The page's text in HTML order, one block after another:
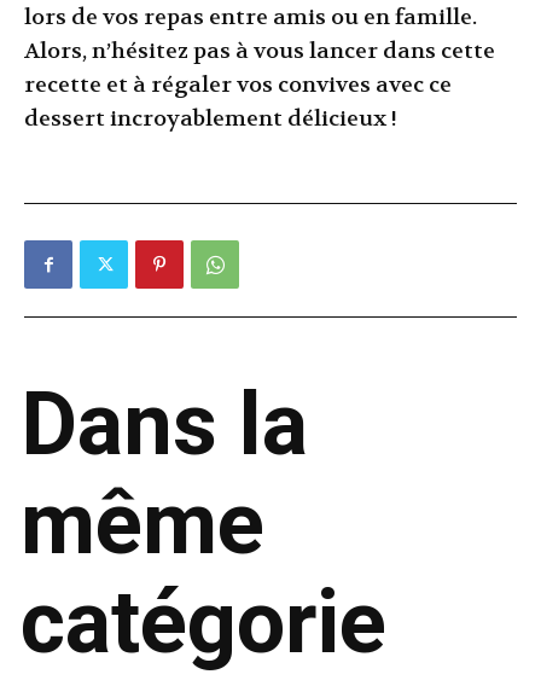
lors de vos repas entre amis ou en famille.
Alors, n’hésitez pas à vous lancer dans cette
recette et à régaler vos convives avec ce
dessert incroyablement délicieux !
Dans la
même
catégorie